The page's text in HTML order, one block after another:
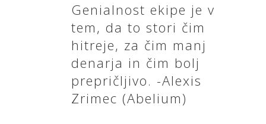
Genialnost ekipe je v
tem, da to stori čim
hitreje, za čim manj
denarja in čim bolj
prepričljivo. -Alexis
Zrimec (Abelium)